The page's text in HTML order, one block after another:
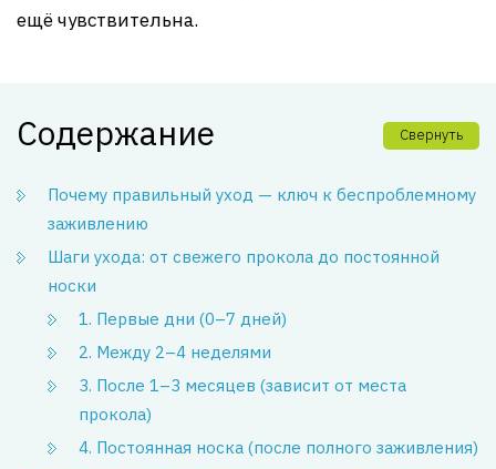
ещё чувствительна.
Содержание Свернуть
Почему правильный уход — ключ к беспроблемному
заживлению
Шаги ухода: от свежего прокола до постоянной
носки
1. Первые дни (0–7 дней)
2. Между 2–4 неделями
3. После 1–3 месяцев (зависит от места
прокола)
4. Постоянная носка (после полного заживления)